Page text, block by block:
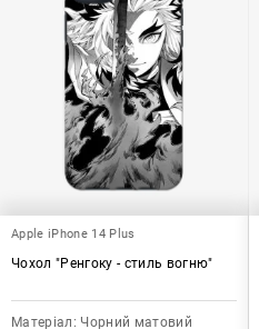
Apple iPhone 14 Plus
Чохол "Ренгоку - стиль вогню"
Матеріал: Чорний матовий